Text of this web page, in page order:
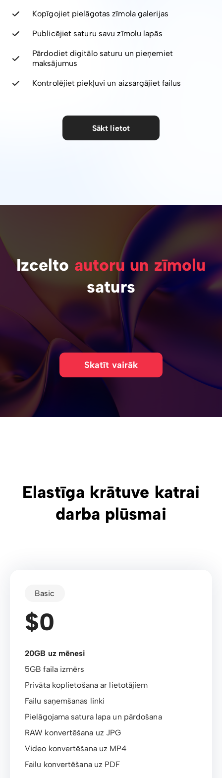
Kopīgojiet pielāgotas zīmola galerijas
Publicējiet saturu savu zīmolu lapās
Pārdodiet digitālo saturu un pieņemiet
maksājumus
Kontrolējiet piekļuvi un aizsargājiet failus
Sākt lietot
Izcelto autoru un zīmolu
saturs
Skatīt vairāk
Elastīga krātuve katrai
darba plūsmai
Basic
$0
20GB uz mēnesi
5GB faila izmērs
Privāta koplietošana ar lietotājiem
Failu saņemšanas linki
Pielāgojama satura lapa un pārdošana
RAW konvertēšana uz JPG
Video konvertēšana uz MP4
Failu konvertēšana uz PDF